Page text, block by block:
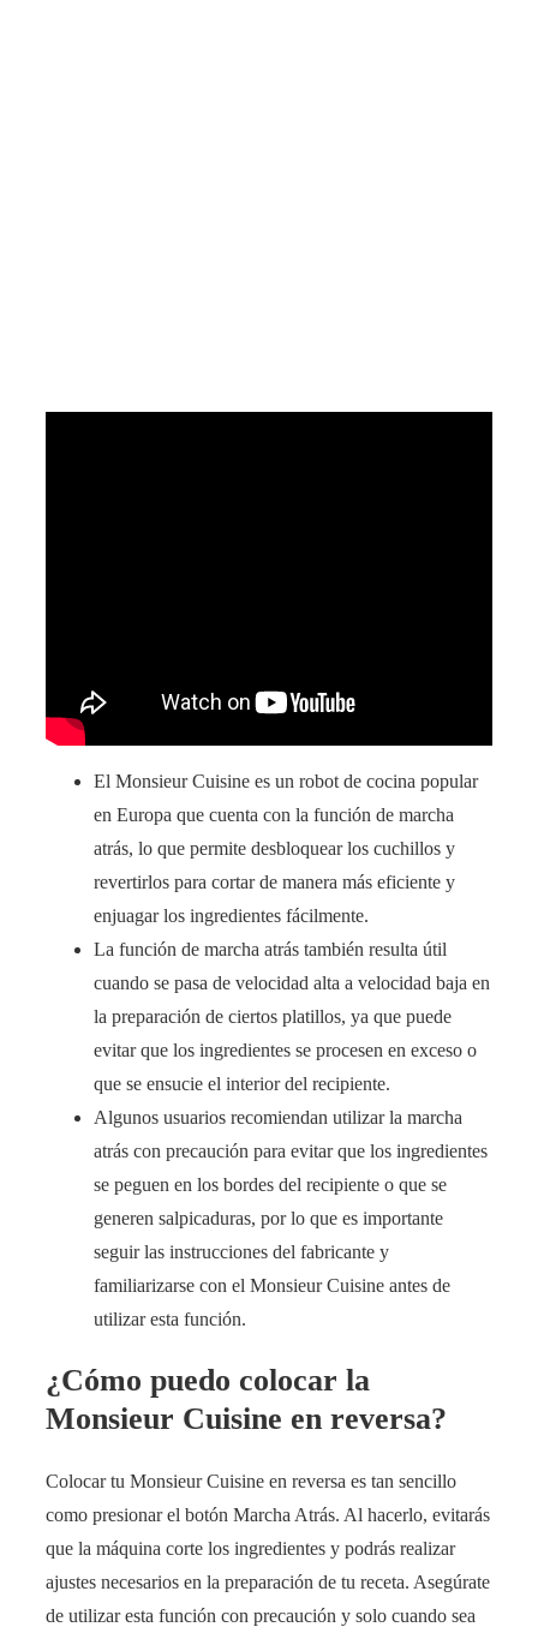
El Monsieur Cuisine es un robot de cocina popular
en Europa que cuenta con la función de marcha
atrás, lo que permite desbloquear los cuchillos y
revertirlos para cortar de manera más eficiente y
enjuagar los ingredientes fácilmente.
La función de marcha atrás también resulta útil
cuando se pasa de velocidad alta a velocidad baja en
la preparación de ciertos platillos, ya que puede
evitar que los ingredientes se procesen en exceso o
que se ensucie el interior del recipiente.
Algunos usuarios recomiendan utilizar la marcha
atrás con precaución para evitar que los ingredientes
se peguen en los bordes del recipiente o que se
generen salpicaduras, por lo que es importante
seguir las instrucciones del fabricante y
familiarizarse con el Monsieur Cuisine antes de
utilizar esta función.
¿Cómo puedo colocar la
Monsieur Cuisine en reversa?
Colocar tu Monsieur Cuisine en reversa es tan sencillo
como presionar el botón Marcha Atrás. Al hacerlo, evitarás
que la máquina corte los ingredientes y podrás realizar
ajustes necesarios en la preparación de tu receta. Asegúrate
de utilizar esta función con precaución y solo cuando sea